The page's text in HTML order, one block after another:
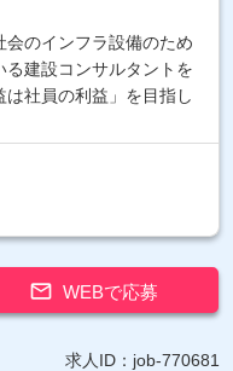
のインフラ設備のため
建設コンサルタントを
社員の利益」を目指し
 WEBで応募
求人ID：job-770681